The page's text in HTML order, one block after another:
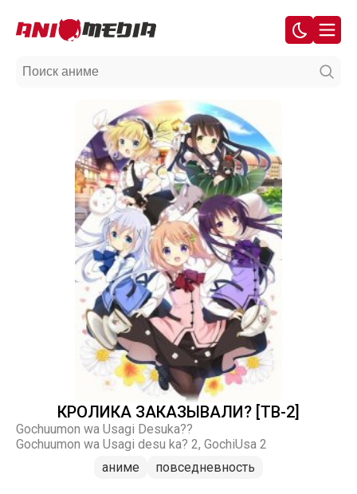
КРОЛИКА ЗАКАЗЫВАЛИ? [ТВ-2]
Gochuumon wa Usagi Desuka??
Gochuumon wa Usagi desu ka? 2, GochiUsa 2
аниме
повседневность